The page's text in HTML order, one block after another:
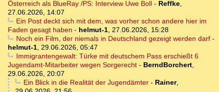
Österreich als BlueRay /PS: Interview Uwe Boll - Reffke,
27.06.2026, 14:07
Ein Post deckt sich mit dem, was vorher schon andere hier im
Faden gesagt haben - helmut-1, 27.06.2026, 15:28
Noch ein Film, der niemals in Deutschland gezeigt werden darf-
helmut-1, 29.06.2026, 05:47
Immigrantengewalt: Türke mit deutschem Pass erschießt 6
Jugendamt-Mitarbeiter wegen Sorgerecht - BerndBorchert,
29.06.2026, 20:07
Ein Blick in die Realität der Jugendämter- Rainer,